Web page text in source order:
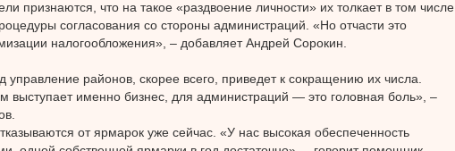
признаются, что на такое «раздвоение личности» их толкает в том числе
согласования со стороны администраций. «Но отчасти это
налогообложения», – добавляет Андрей Сорокин.
управление районов, скорее всего, приведет к сокращению их числа.
выступает именно бизнес, для администраций — это головная боль», –
от ярмарок уже сейчас. «У нас высокая обеспеченность